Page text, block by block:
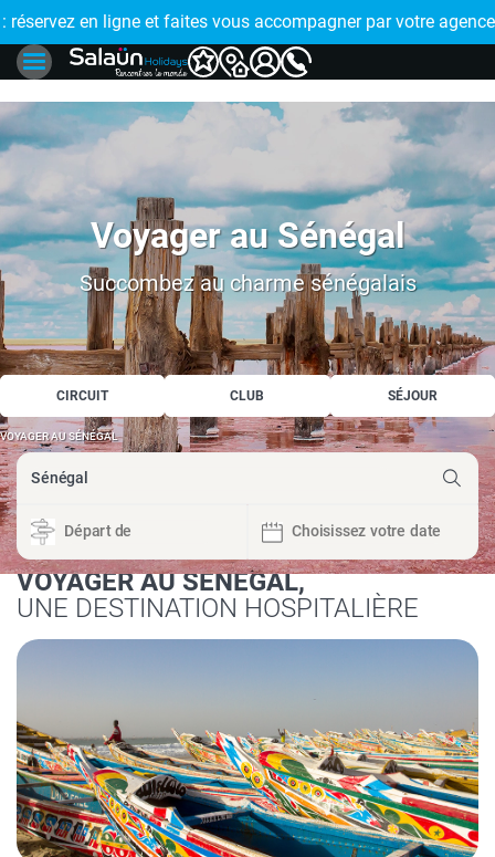
!
: réservez en ligne et faites vous accompagner par votre
🤩
Voyager au Sénégal
Succombez au charme sénégalais
CIRCUIT CLUB SÉJOUR
VOYAGER AU SÉNÉGAL
VOYAGER AU SÉNÉGAL,
UNE DESTINATION HOSPITALIÈRE